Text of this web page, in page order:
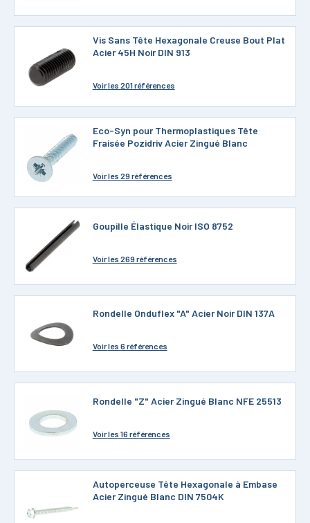
Vis Sans Tête Hexagonale Creuse Bout Plat
Acier 45H Noir DIN 913
Voirles 201 références
Eco-Syn pour Thermoplastiques Tête
Fraisée Pozidriv Acier Zingué Blanc
Voirles 29 références
Goupille Élastique Noir ISO 8752
Voirles 269 références
Rondelle Onduflex "A" Acier Noir DIN 137A
Voirles 6 références
Rondelle "Z" Acier Zingué Blanc NFE 25513
Voirles 16 références
Autoperceuse Tête Hexagonale à Embase
Acier Zingué Blanc DIN 7504K